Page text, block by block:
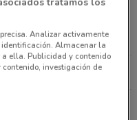
Analizar activamente
identificación. Almacenar la
a ella. Publicidad y contenido
investigación de